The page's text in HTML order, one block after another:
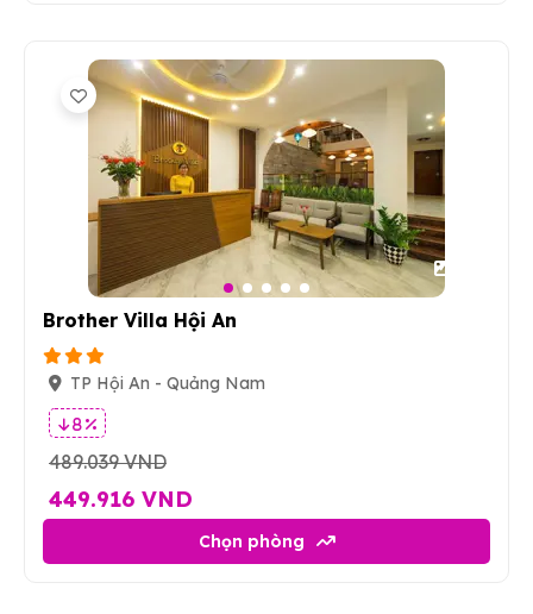
Brother Villa Hội An
TP Hội An - Quảng Nam
8 %
489.039 VND
449.916 VND
Chọn phòng